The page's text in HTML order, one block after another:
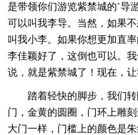
是带领你们游览紫禁城的`导
可以叫我李导。当然，如果
叫我小李。如果你想更加直
李佳颖好了，这倒也可以。
说，就是紫禁城了！现在，让
踏着轻快的脚步，我们转
门，金黄的圆圈，门环上雕
大门一样，门槛上的颜色是